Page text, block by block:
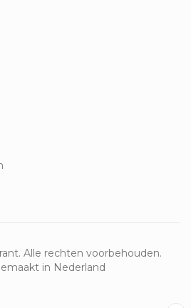
Alle rechten voorbehouden.
in Nederland